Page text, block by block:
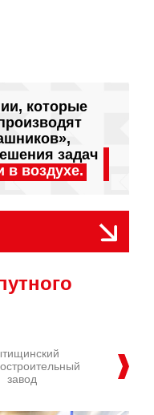
которые
задач
в воздухе.
завод